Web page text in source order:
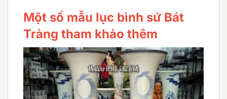
Một số mẫu lục bình sứ Bát
Tràng tham khảo thêm